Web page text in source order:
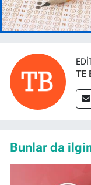
TE
Bunlar da